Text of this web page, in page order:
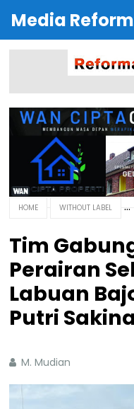
Media
HOME WITHOUT LABEL
Tim
Perairan
Labuan
Putri
M. Mudian